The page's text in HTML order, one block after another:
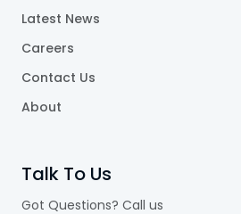
Latest News
Careers
Contact Us
About
Talk To Us
Got Questions? Call us